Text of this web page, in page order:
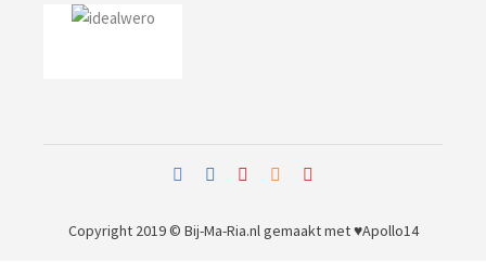
Copyright 2019 © Bij-Ma-Ria.nlgemaakt met ♥Apollo14